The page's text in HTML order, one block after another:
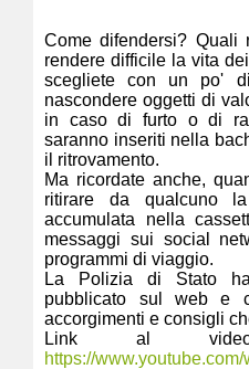
Come difendersi? Quali
rendere difficile la vita
scegliete con un po'
nascondere oggetti di
in caso di furto o di
saranno inseriti nella
il ritrovamento.
Ma ricordate anche,
ritirare da qualcuno
accumulata nella
messaggi sui social
programmi di viaggio.
La Polizia di Stato
pubblicato sul web e
accorgimenti e consigli
Link al
https://